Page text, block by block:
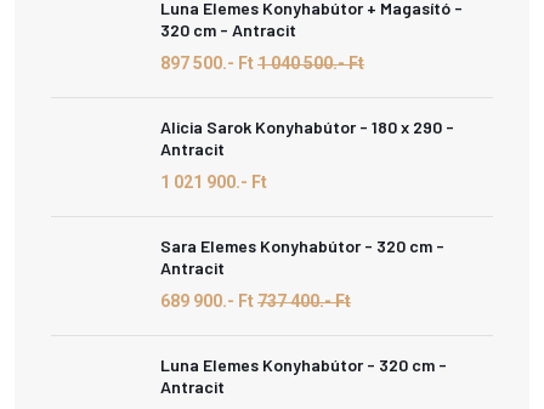
Luna Elemes Konyhabútor + Magasító -
320 cm - Antracit
897 500.- Ft1 040 500.- Ft
Alicia Sarok Konyhabútor - 180 x 290 -
Antracit
1 021 900.- Ft
Sara Elemes Konyhabútor - 320 cm -
Antracit
689 900.- Ft737 400.- Ft
Luna Elemes Konyhabútor - 320 cm -
Antracit